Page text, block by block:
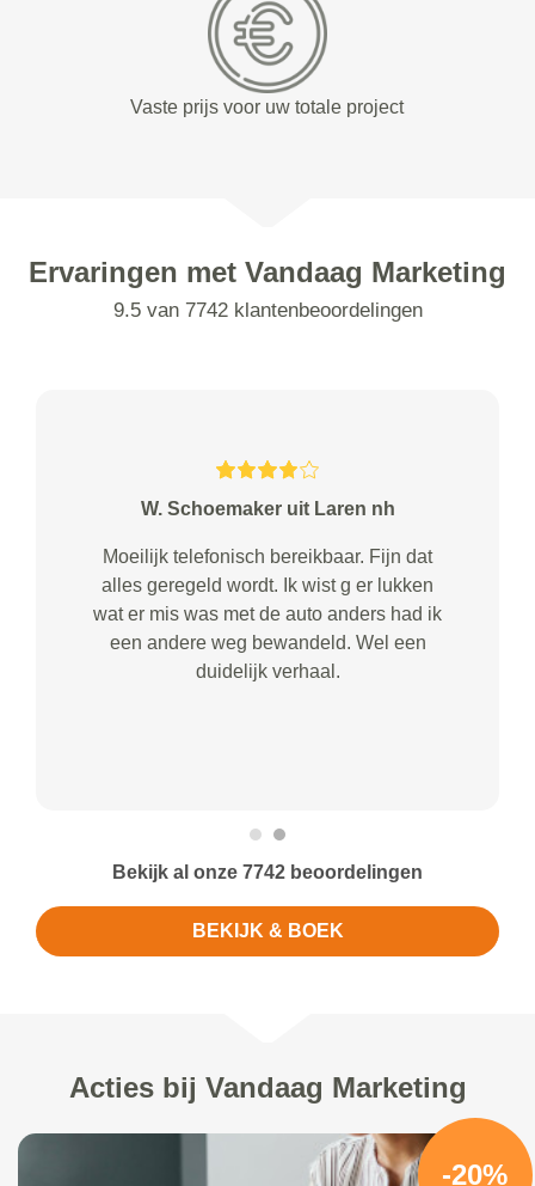
Vaste prijs voor uw totale project
Ervaringen met Vandaag Marketing
9.5 van 7742 klantenbeoordelingen
W. Schoemaker uit Laren nh
Moeilijk telefonisch bereikbaar. Fijn dat
alles geregeld wordt. Ik wist g er lukken
wat er mis was met de auto anders had ik
een andere weg bewandeld. Wel een
duidelijk verhaal.
Bekijk al onze 7742 beoordelingen
BEKIJK & BOEK
Acties bij Vandaag Marketing
-20%